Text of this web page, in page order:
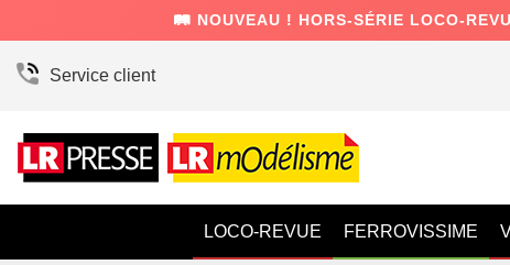
🛤️ NOUVEAU ! HORS-SÉRIE LOCO-
Service client
LOCO-REVUE FERROVISSIME